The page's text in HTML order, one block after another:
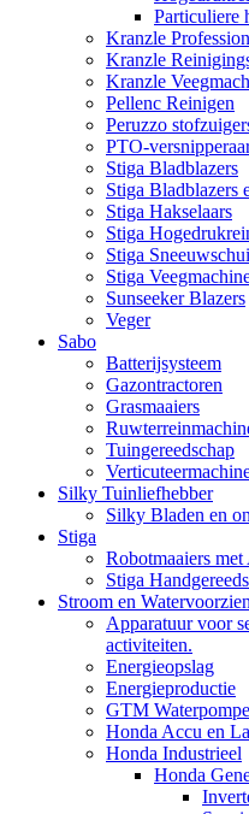
Particuliere
Kranzle
Kranzle
Kranzle
Pellenc Reinigen
Peruzzo
PTO-
Stiga Bladblazers
Stiga Bladblazers
Stiga Hakselaars
Stiga
Stiga
Stiga
Sunseeker Blazers
Veger
Sabo
Batterijsysteem
Gazontractoren
Grasmaaiers
Tuingereedschap
Silky Tuinliefhebber
Silky Bladen en
Stiga
Robotmaaiers met
Stiga
Stroom en
Apparatuur voor
activiteiten.
Energieopslag
Energieproductie
GTM
Honda Accu en
Honda Industrieel
Honda